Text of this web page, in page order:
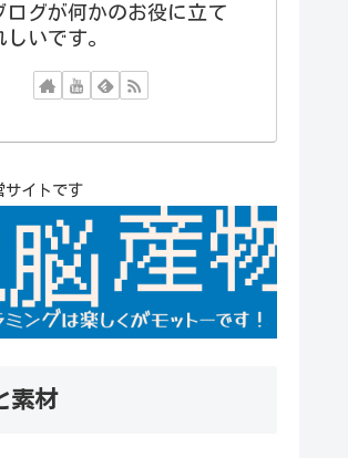
ログが何かのお役に立て
しいです。
サイトです
素材